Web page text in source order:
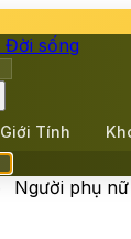
Đời sống
Giới Tính
Người phụ